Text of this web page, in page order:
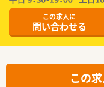
この求人に
問い合わせる
この